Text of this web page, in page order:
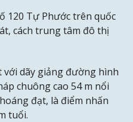
120 Tự Phước trên quốc
cách trung tâm đô thị
với dãy giảng đường hình
chuông cao 54 m nổi
đạt, là điểm nhấn
tuổi.